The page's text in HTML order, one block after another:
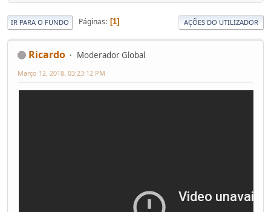
IR PARA O FUNDO Páginas 1 AÇÕES DO UTILIZADOR
Ricardo Moderador Global
Março 12, 2018, 03:23:12 PM